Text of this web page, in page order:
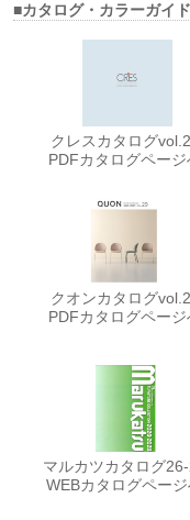
■カタログ・カラーガイド
クレスカタログ
PDFカタログページ
クオンカタログ
PDFカタログページ
マルカツカタログ
WEBカタログペー